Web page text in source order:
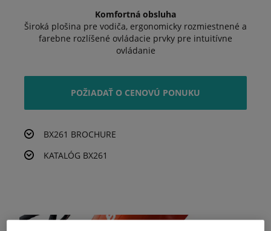
Komfortná obsluha
Široká plošina pre vodiča, ergonomicky rozmiestnené a
farebne rozlíšené ovládacie prvky pre intuitívne
ovládanie
POŽIADAŤ O CENOVÚ PONUKU
BX261 BROCHURE
KATALÓG BX261